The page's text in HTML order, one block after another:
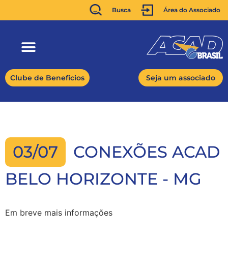
Busca Área do Associado
Clube de Benefícios Seja um associado
03/07
CONEXÕES ACAD
BELO HORIZONTE - MG
Em breve mais informações